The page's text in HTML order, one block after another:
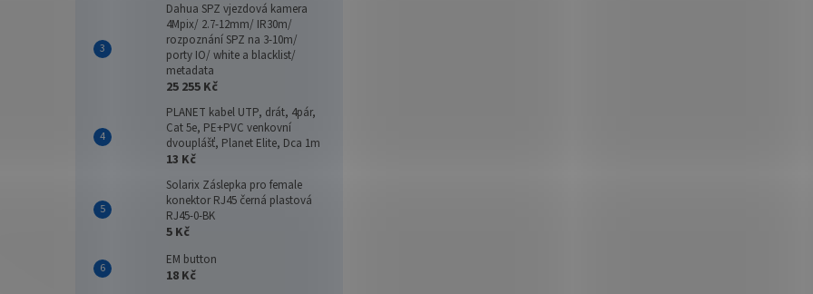
Dahua SPZ vjezdová kamera
4Mpix/ 2.7-12mm/ IR30m/
rozpoznání SPZ na 3-10m/
porty IO/ white a blacklist/
metadata
25 255 Kč
PLANET kabel UTP, drát, 4pár,
Cat 5e, PE+PVC venkovní
dvouplášť, Planet Elite, Dca 1m
13 Kč
Solarix Záslepka pro female
konektor RJ45 černá plastová
RJ45-0-BK
5 Kč
EM button
18 Kč